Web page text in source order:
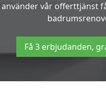
använder vår offerttjänst
Få 3 erbjudanden,